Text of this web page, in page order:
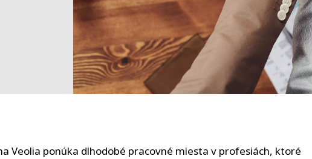
Veolia ponúka dlhodobé pracovné miesta v profesiách, ktoré